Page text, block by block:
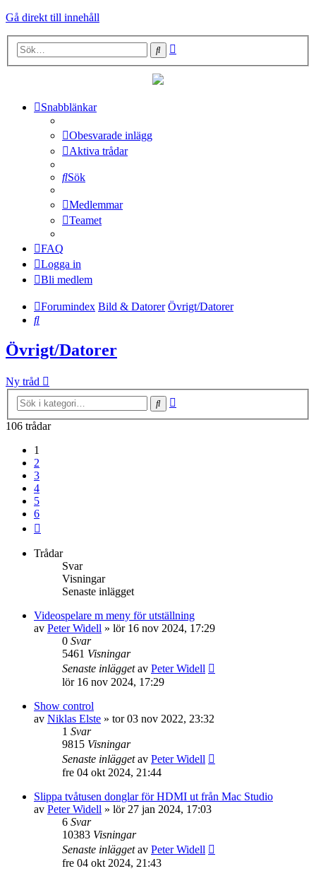
Gå direkt till innehåll
Sök
Snabblänkar
Obesvarade inlägg
Aktiva trådar
Sök
Medlemmar
Teamet
FAQ
Logga in
Bli medlem
Forumindex Bild & Datorer Övrigt/Datorer
Sök
Övrigt/Datorer
Ny tråd
Sök
106 trådar
1
2
3
4
5
6
Trådar
Svar
Visningar
Senaste inlägget
Videospelare m meny för utställning
av Peter Widell » lör 16 nov 2024, 17:29
0 Svar
5461 Visningar
Senaste inläggetav Peter Widell
lör 16 nov 2024, 17:29
Show control
av Niklas Elste » tor 03 nov 2022, 23:32
1 Svar
9815 Visningar
Senaste inläggetav Peter Widell
fre 04 okt 2024, 21:44
Slippa tvåtusen donglar för HDMI ut från Mac Studio
av Peter Widell » lör 27 jan 2024, 17:03
6 Svar
10383 Visningar
Senaste inläggetav Peter Widell
fre 04 okt 2024, 21:43